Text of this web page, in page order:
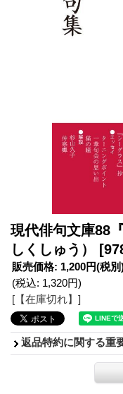
現代俳句文庫88
しくしゅう）
販売価格: 1,200円(税別
(税込: 1,320円)
[【在庫切れ】]
返品特約に関する重